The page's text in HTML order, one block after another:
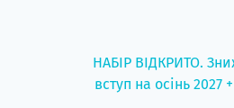
НАБІР ВІДКРИТО.
вступ на осінь 2027